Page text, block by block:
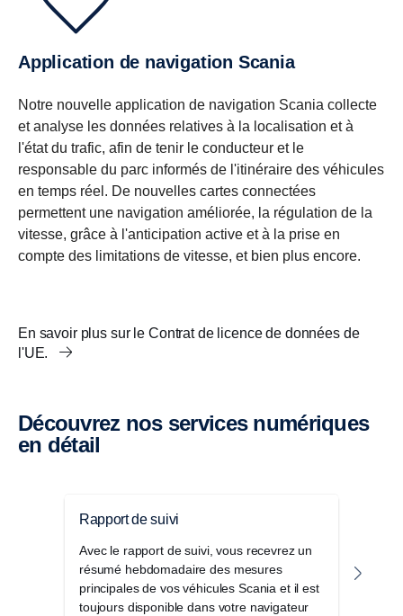
Application de navigation Scania
Notre nouvelle application de navigation Scania collecte
et analyse les données relatives à la localisation et à
l'état du trafic, afin de tenir le conducteur et le
responsable du parc informés de l'itinéraire des véhicules
en temps réel. De nouvelles cartes connectées
permettent une navigation améliorée, la régulation de la
vitesse, grâce à l'anticipation active et à la prise en
compte des limitations de vitesse, et bien plus encore.
En savoir plus sur le Contrat de licence de données de
l'UE.
Découvrez nos services numériques
en détail
Rapport de suivi
Avec le rapport de suivi, vous recevrez un
résumé hebdomadaire des mesures
principales de vos véhicules Scania et il est
toujours disponible dans votre navigateur